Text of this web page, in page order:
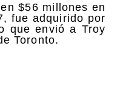
$56 millones en
fue adquirido por
que envió a Troy
Toronto.